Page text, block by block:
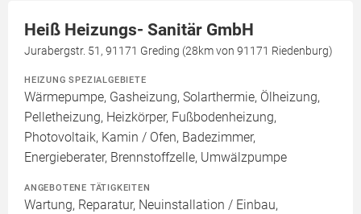
Heiß Heizungs- Sanitär GmbH
Jurabergstr. 51, 91171 Greding (28km von 91171 Riedenburg)
HEIZUNG SPEZIALGEBIETE
Wärmepumpe, Gasheizung, Solarthermie, Ölheizung,
Pelletheizung, Heizkörper, Fußbodenheizung,
Photovoltaik, Kamin / Ofen, Badezimmer,
Energieberater, Brennstoffzelle, Umwälzpumpe
ANGEBOTENE TÄTIGKEITEN
Wartung, Reparatur, Neuinstallation / Einbau,